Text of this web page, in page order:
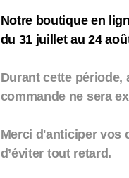
Notre boutique en
du 31 juillet au 24
Durant cette période,
commande ne sera
Merci d'anticiper vos
d’éviter tout retard.